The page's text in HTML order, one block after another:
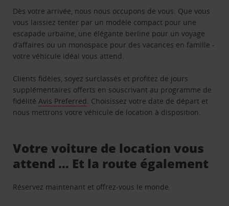
Dès votre arrivée, nous nous occupons de vous. Que vous
vous laissiez tenter par un modèle compact pour une
escapade urbaine, une élégante berline pour un voyage
d’affaires ou un monospace pour des vacances en famille -
votre véhicule idéal vous attend.
Clients fidèles, soyez surclassés et profitez de jours
supplémentaires offerts en souscrivant au programme de
fidélitéAvis Preferred. Choisissez votre date de départ et
nous mettrons votre véhicule de location à disposition.
Votre voiture de location vous
attend … Et la route également
Réservez maintenant et offrez-vous le monde.